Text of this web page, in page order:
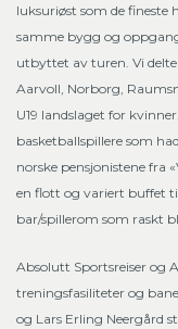
luksuriøst som de fineste
samme bygg og
utbyttet av turen. Vi
Aarvoll, Norborg,
U19 landslaget for
basketballspillere som
norske pensjonistene fra
en flott og variert buffet
bar/spillerom som raskt
Absolutt Sportsreiser og
treningsfasiliteter og
og Lars Erling Neergård